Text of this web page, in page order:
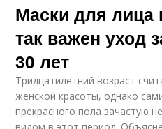
Маски для лица
так важен уход
30 лет
Тридцатилетний возраст
женской красоты, однако
прекрасного пола зачастую